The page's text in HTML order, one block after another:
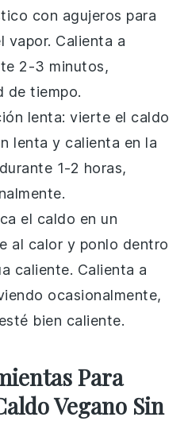
con agujeros para
vapor. Calienta a
2-3 minutos,
de tiempo.
lenta: vierte el caldo
lenta y calienta en la
1-2 horas,
el caldo en un
al calor y ponlo dentro
caliente. Calienta a
ocasionalmente,
esté bien caliente.
Para
Vegano Sin